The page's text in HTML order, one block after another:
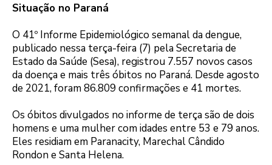
Situação no Paraná
O 41º Informe Epidemiológico semanal da dengue,
publicado nessa terça-feira (7) pela Secretaria de
Estado da Saúde (Sesa), registrou 7.557 novos casos
da doença e mais três óbitos no Paraná. Desde agosto
de 2021, foram 86.809 confirmações e 41 mortes.
Os óbitos divulgados no informe de terça são de dois
homens e uma mulher com idades entre 53 e 79 anos.
Eles residiam em Paranacity, Marechal Cândido
Rondon e Santa Helena.